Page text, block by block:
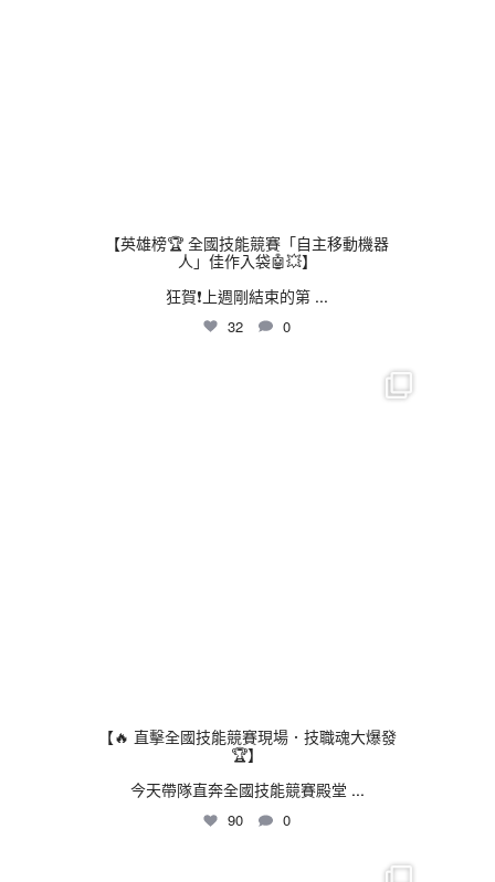
【英雄榜🏆 全國技能競賽「自主移動機器
人」佳作入袋🤖💥】
狂賀❗上週剛結束的第 ...
32 0
【🔥 直擊全國技能競賽現場．技職魂大爆發
🏆】
今天帶隊直奔全國技能競賽殿堂 ...
90 0